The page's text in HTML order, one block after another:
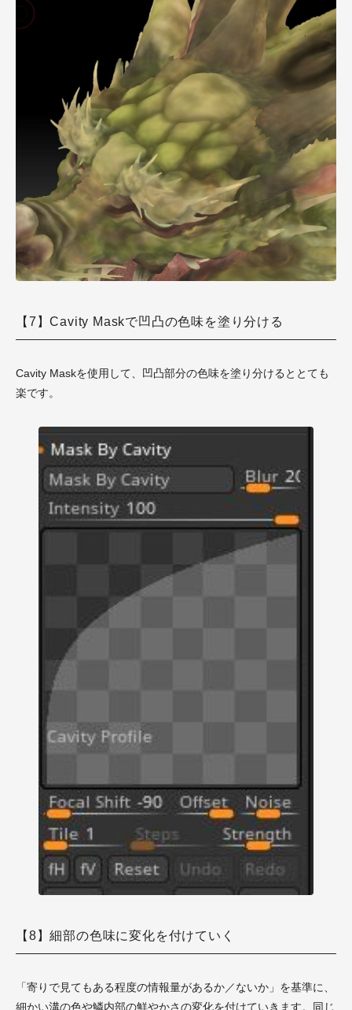
【7】Cavity Maskで凹凸の色味を塗り分ける
Cavity Maskを使用して、凹凸部分の色味を塗り分けるととても
楽です。
【8】細部の色味に変化を付けていく
「寄りで見てもある程度の情報量があるか／ないか」を基準に、
細かい溝の色や鱗内部の鮮やかさの変化を付けていきます。同じ